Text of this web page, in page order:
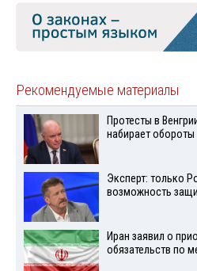
Рекомендуемые материалы
Протесты в
набирает обороты
Эксперт: только
возможность
Иран заявил о
обязательств по